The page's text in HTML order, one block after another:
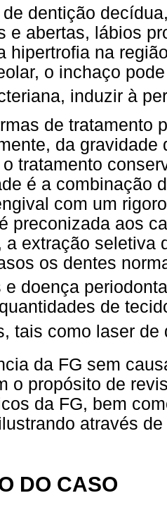
dentição
e abertas, lábios
hipertrofia na
o inchaço
induzir à
de tratamento
da
o tratamento
é a combinação
com um
preconizada aos
a extração seletiva
os dentes
e doença
de
tais como laser
da FG sem
o propósito de
da FG, bem
através
DO CASO